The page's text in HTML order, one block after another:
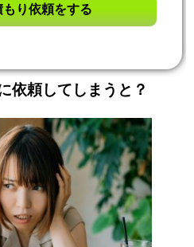
依頼してしまうと？